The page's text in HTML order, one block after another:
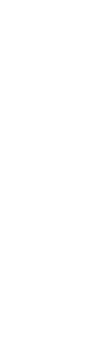
El Betis
Golpe
red que introdujo
El Gobierno
Marruecos la final